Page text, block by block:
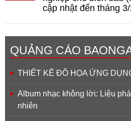
cập nhật đến tháng
QUẢNG CÁO
THIẾT KẾ ĐỒ HỌA ỨNG
Album nhạc không lời: Liệu
nhiên